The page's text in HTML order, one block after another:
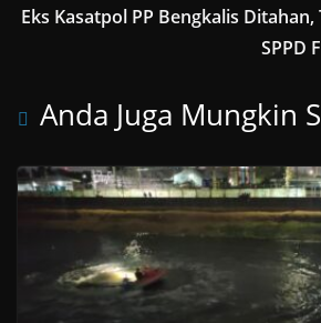
Eks Kasatpol PP Bengkalis
SPPD
Anda Juga Mungkin